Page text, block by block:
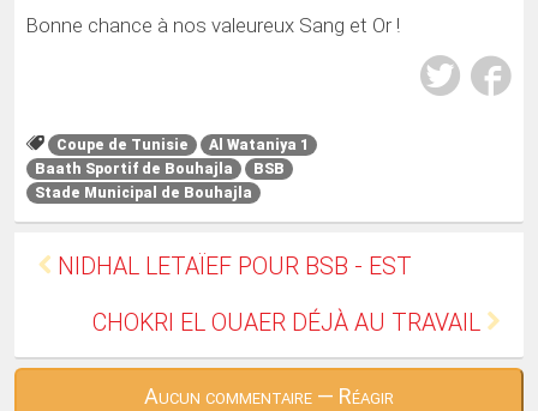
Bonne chance à nos valeureux Sang et Or !
Coupe de Tunisie
Al Wataniya 1
Baath Sportif de Bouhajla
BSB
Stade Municipal de Bouhajla
NIDHAL LETAÏEF POUR BSB - EST
CHOKRI EL OUAER DÉJÀ AU TRAVAIL
Aucun commentaire — Réagir